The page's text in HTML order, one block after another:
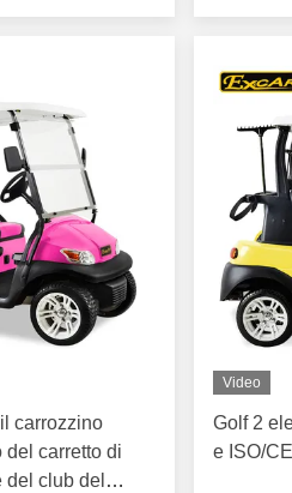
carrozzino
del carretto di
club del
Video
Golf 2
e ISO/